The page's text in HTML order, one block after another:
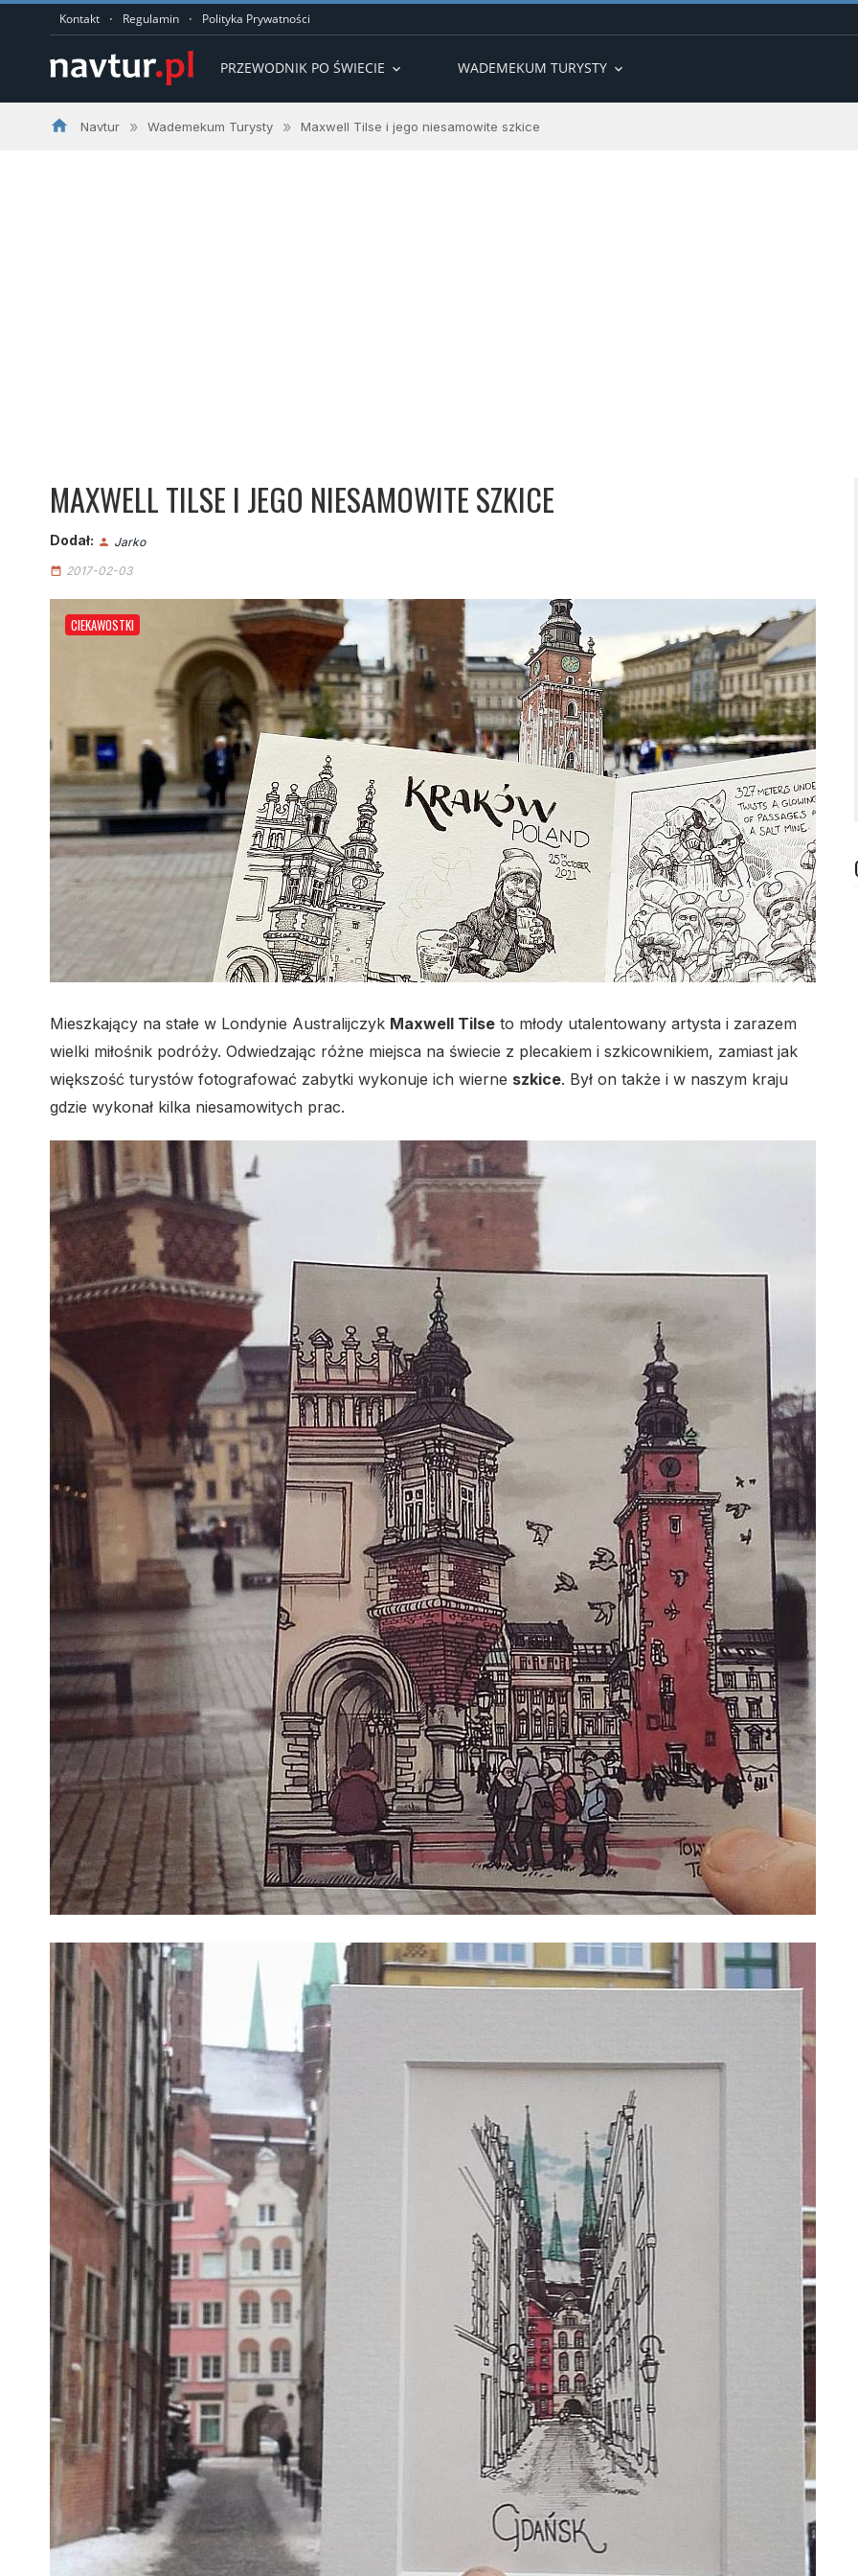
Kontakt · Regulamin · Polityka Prywatności
PRZEWODNIK PO ŚWIECIE expand_more WADEMEKUM TURYSTY expand_more
home Navtur » Wademekum Turysty » Maxwell Tilse i jego niesamowite szkice
MAXWELL TILSE I JEGO NIESAMOWITE SZKICE
Dodał: person Jarko
date_range 2017-02-03
CIEKAWOSTKI
Mieszkający na stałe w Londynie Australijczyk Maxwell Tilse to młody utalentowany artysta i zarazem
wielki miłośnik podróży. Odwiedzając różne miejsca na świecie z plecakiem i szkicownikiem, zamiast jak
większość turystów fotografować zabytki wykonuje ich wierne szkice. Był on także i w naszym kraju
gdzie wykonał kilka niesamowitych prac.